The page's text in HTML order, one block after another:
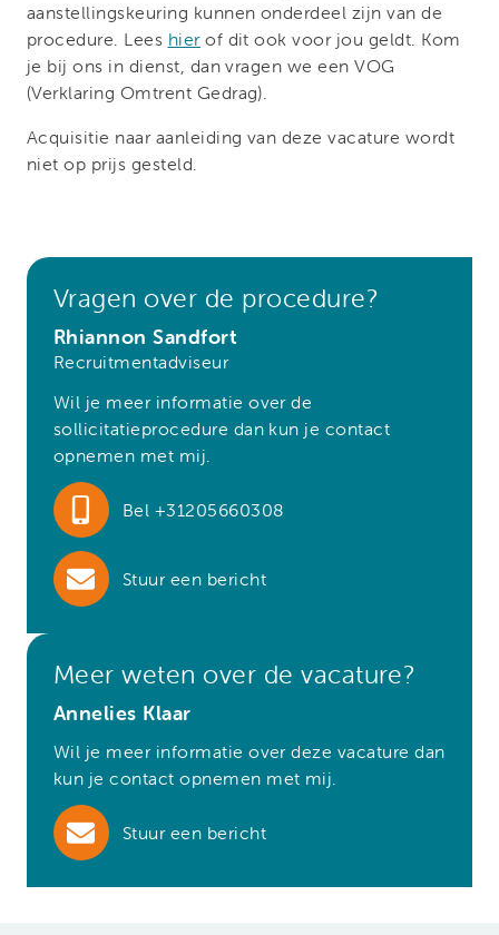
aanstellingskeuring kunnen onderdeel zijn van de
procedure. Lees hierof dit ook voor jou geldt. Kom
je bij ons in dienst, dan vragen we een VOG
(Verklaring Omtrent Gedrag).
Acquisitie naar aanleiding van deze vacature wordt
niet op prijs gesteld.
Vragen over de procedure?
Rhiannon Sandfort
Recruitmentadviseur
Wil je meer informatie over de
sollicitatieprocedure dan kun je contact
opnemen met mij.
Bel +31205660308
Stuur een bericht
Meer weten over de vacature?
Annelies Klaar
Wil je meer informatie over deze vacature dan
kun je contact opnemen met mij.
Stuur een bericht